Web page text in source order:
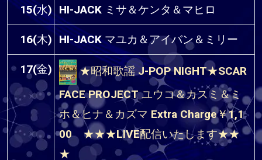
15(水) HI-JACK ミサ＆ケンタ＆マヒロ
16(木) HI-JACK マユカ＆アイバン＆ミリー
17(金)
★昭和歌謡 J-POP NIGHT★SCAR
FACE PROJECT ユウコ＆カスミ＆ミ
ホ＆ヒナ＆カズマ Extra Charge￥1,1
00 ★★★LIVE配信いたします★★
★